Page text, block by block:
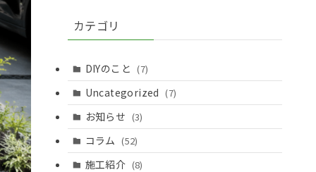
カテゴリ
DIYのこと (7)
Uncategorized (7)
お知らせ (3)
コラム (52)
施工紹介 (8)